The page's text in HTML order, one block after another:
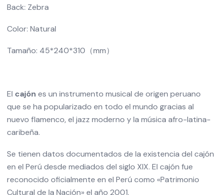
Back: Zebra
Color: Natural
Tamaño: 45*240*310（mm）
El cajón es un instrumento musical de origen peruano
que se ha popularizado en todo el mundo gracias al
nuevo flamenco, el jazz moderno y la música afro-latina-
caribeña.
Se tienen datos documentados de la existencia del cajón
en el Perú desde mediados del siglo XIX. El cajón fue
reconocido oficialmente en el Perú como «Patrimonio
Cultural de la Nación» el año 2001.